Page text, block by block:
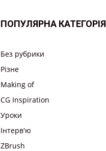
ПОПУЛЯРНА КАТЕГОРІЯ
Без рубрики
Різне
Making of
CG Inspiration
Уроки
Інтерв'ю
ZBrush